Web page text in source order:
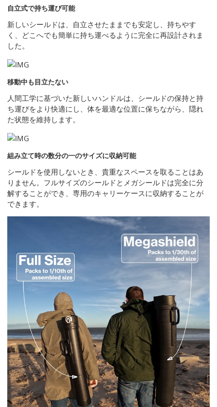
自立式で持ち運び可能
新しいシールドは、自立させたままでも安定し、持ちやす
く、どこへでも簡単に持ち運べるように完全に再設計されま
した。
移動中も目立たない
人間工学に基づいた新しいハンドルは、シールドの保持と持
ち運びをより快適にし、体を最適な位置に保ちながら、隠れ
た状態を維持します。
組み立て時の数分の一のサイズに収納可能
シールドを使用しないとき、貴重なスペースを取ることはあ
りません。フルサイズのシールドとメガシールドは完全に分
解することができ、専用のキャリーケースに収納することが
できます。